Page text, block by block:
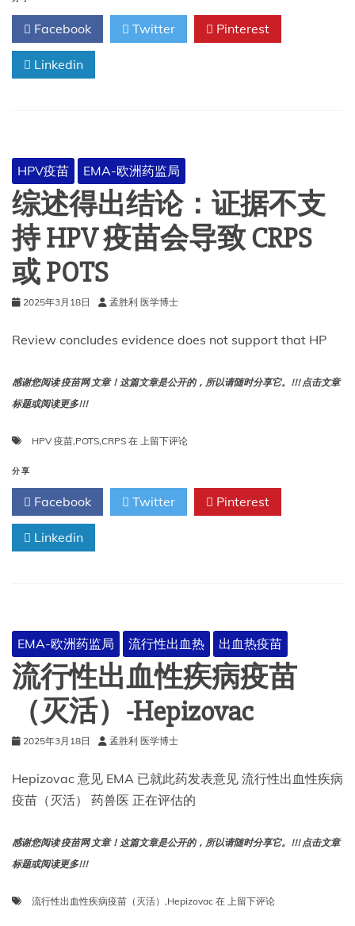
2025/2026
季
建
议
Facebook Twitter Pinterest
Linkedin
HPV疫苗 EMA-欧洲药监局
综述得出结论：证据不支
持 HPV 疫苗会导致 CRPS
或 POTS
2025年3月18日 孟胜利 医学博士
Review concludes evidence does not support that HP
感谢您阅读 疫苗网 文章！这篇文章是公开的，所以请随时分享它。!!! 点击文章
标题或阅读更多!!!
HPV 疫苗,POTS,CRPS 在 综
出
结
论：
疫
苗
会
CRPS
POTS
上留下评论
分享
Facebook Twitter Pinterest
Linkedin
EMA-欧洲药监局 流行性出血热 出血热疫苗
流行性出血性疾病疫苗
（灭活）-Hepizovac
2025年3月18日 孟胜利 医学博士
Hepizovac 意见 EMA 已就此药发表意见 流行性出血性疾病
疫苗（灭活） 药兽医 正在评估的
感谢您阅读 疫苗网 文章！这篇文章是公开的，所以请随时分享它。!!! 点击文章
标题或阅读更多!!!
流行性出血性疾病疫苗（灭活） ,Hepizovac 在 流
上留下评论